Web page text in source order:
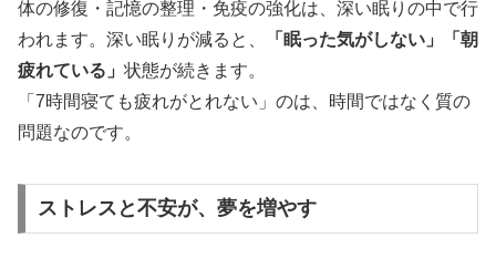
体の修復・記憶の整理・免疫の強化は、深い眠りの中で行
われます。深い眠りが減ると、
「眠った気がしない」「朝
疲れている」 状態が続きます。
「7時間寝ても疲れがとれない」のは、時間ではなく質の
問題なのです。
ストレスと不安が、夢を増やす